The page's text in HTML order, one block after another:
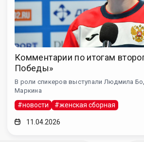
Комментарии по итогам
Победы»
В роли спикеров выступали Людмила
Маркина
#новости #женская сборная
11.04.2026